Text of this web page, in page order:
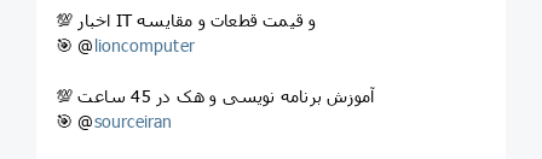
💯 اخبار IT و قیمت قطعات و مقایسه
🎯 @lioncomputer
💯 آموزش برنامه نویسی و هک در 45 ساعت
🎯 @sourceiran